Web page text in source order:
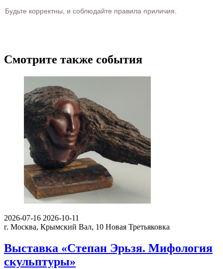
Будьте корректны, и соблюдайте правила приличия.
Смотрите также события
2026-07-16 2026-10-11
г. Москва, Крымский Вал, 10 Новая Третьяковка
Выставка «Степан Эрьзя. Мифология
скульптуры»